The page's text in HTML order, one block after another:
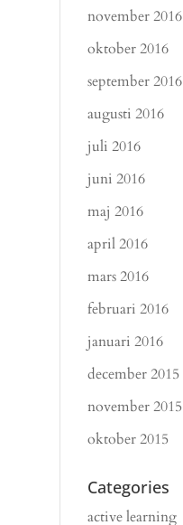
november 2016
oktober 2016
september 2016
augusti 2016
juli 2016
juni 2016
maj 2016
april 2016
mars 2016
februari 2016
januari 2016
december 2015
november 2015
oktober 2015
Categories
active learning